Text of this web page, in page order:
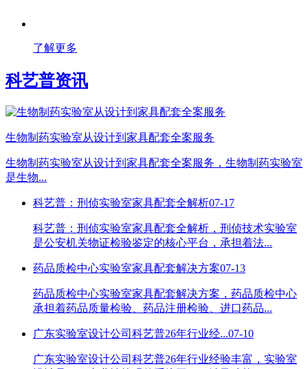
了解更多
科艺普资讯
生物制药实验室从设计到家具配套全案服务
生物制药实验室从设计到家具配套全案服务，生物制药实验室
是生物...
科艺普：刑侦实验室家具配套全解析07-17
科艺普：刑侦实验室家具配套全解析，刑侦技术实验室
是公安机关物证检验鉴定的核心平台，承担着法...
药品质检中心实验室家具配套解决方案07-13
药品质检中心实验室家具配套解决方案，药品质检中心
承担着药品质量检验、药品注册检验、进口药品...
广东实验室设计公司科艺普26年行业经...07-10
广东实验室设计公司科艺普26年行业经验丰富，实验室